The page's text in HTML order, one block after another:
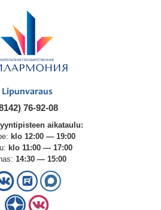
Lipunvaraus
76-92-08
aikataulu:
klo 12:00 — 19:00
klo 11:00 — 17:00
14:30 — 15:00